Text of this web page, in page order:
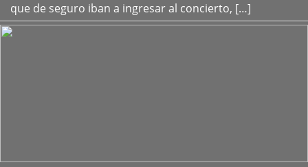
que de seguro iban a ingresar al concierto, […]